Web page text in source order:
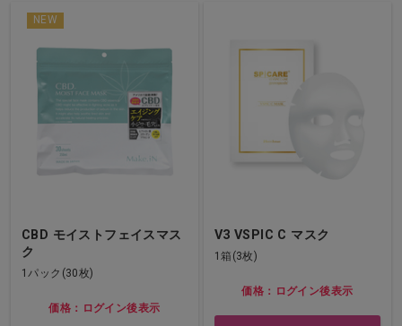
NEW
CBD モイストフェイスマス
ク
1パック(30枚)
価格：ログイン後表示
V3 VSPIC C マスク
1箱(3枚)
価格：ログイン後表示